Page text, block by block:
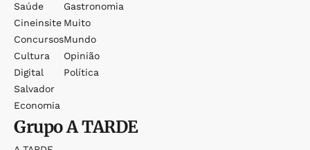
Saúde
Cineinsite
Concursos
Cultura
Digital
Salvador
Economia
Gastronomia
Muito
Mundo
Opinião
Política
GrupoA TARDE